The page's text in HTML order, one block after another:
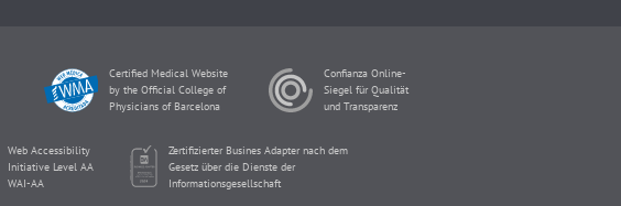
Certified Medical Website
by the Official College of
Physicians of Barcelona
Confianza Online-
Siegel für Qualität
und Transparenz
Web Accessibility
Initiative Level AA
WAI-AA
Zertifizierter Busines Adapter nach dem
Gesetz über die Dienste der
Informationsgesellschaft